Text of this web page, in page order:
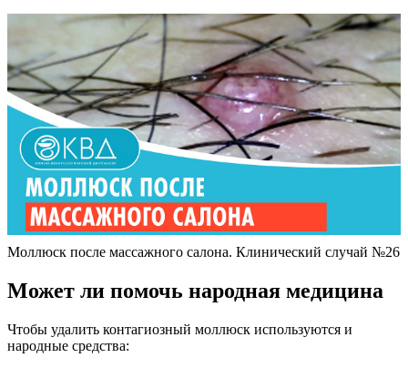
Моллюск после массажного салона. Клинический случай №26
Может ли помочь народная медицина
Чтобы удалить контагиозный моллюск используются и
народные средства: